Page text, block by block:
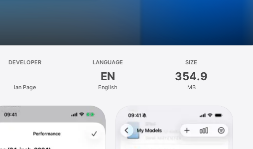
DEVELOPER
Ian Page
LANGUAGE
EN
English
SIZE
354.9
MB